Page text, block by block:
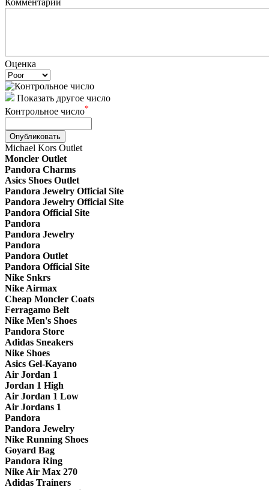
Комментарий
Оценка
Показать другое число
Контрольное число*
Опубликовать
Michael Kors Outlet
Moncler Outlet
Pandora Charms
Asics Shoes Outlet
Pandora Jewelry Official Site
Pandora Jewelry Official Site
Pandora Official Site
Pandora
Pandora Jewelry
Pandora
Pandora Outlet
Pandora Official Site
Nike Snkrs
Nike Airmax
Cheap Moncler Coats
Ferragamo Belt
Nike Men's Shoes
Pandora Store
Adidas Sneakers
Nike Shoes
Asics Gel-Kayano
Air Jordan 1
Jordan 1 High
Air Jordan 1 Low
Air Jordans 1
Pandora
Pandora Jewelry
Nike Running Shoes
Goyard Bag
Pandora Ring
Nike Air Max 270
Adidas Trainers